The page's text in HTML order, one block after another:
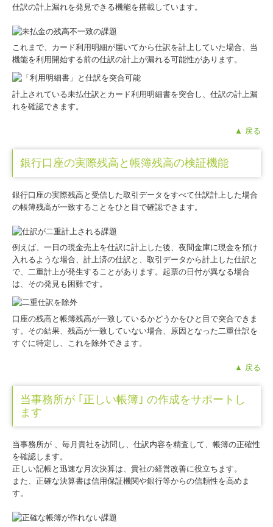
仕訳の計上漏れを発見できる機能を搭載しています。
これまで、カード利用明細が届いてから仕訳を計上していた場合、当
機能を利用開始する前の仕訳の計上が漏れる可能性があります。
計上されている未払仕訳とカード利用明細書を突合し、仕訳の計上漏
れを確認できます。
▲ 戻る
銀行口座の実際残高と帳簿残高の検証機能
銀行口座の実際残高と受信した取引データをすべて仕訳計上した場合
の帳簿残高が一致することをひと目で確認できます。
例えば、一日の現金売上を仕訳に計上した後、夜間金庫に現金を預け
入れるような場合、計上済の仕訳と、取引データから計上した仕訳と
で、二重計上が発生することがあります。起票の日付が異なる場合
は、その発見も困難です。
口座の残高と帳簿残高が一致しているかどうかをひと目で突合できま
す。その結果、残高が一致していない場合、原因となった二重仕訳を
すぐに特定し、これを除外できます。
▲ 戻る
当事務所が ｢正しい帳簿｣ の作成をサポートし
ます
当事務所が 、毎月貴社を訪問し、仕訳内容を精査して、帳簿の正確性
を確認します。
正しい記帳と迅速な月次決算は、貴社の経営改善に役立ちます。
また、正確な決算書は信用保証機関や銀行等からの信頼性を高めま
す。